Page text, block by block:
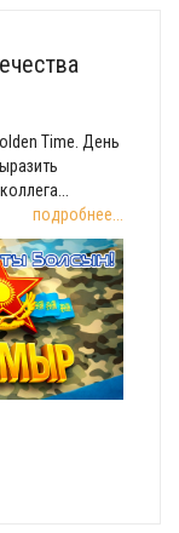
Time. День
подробнее...